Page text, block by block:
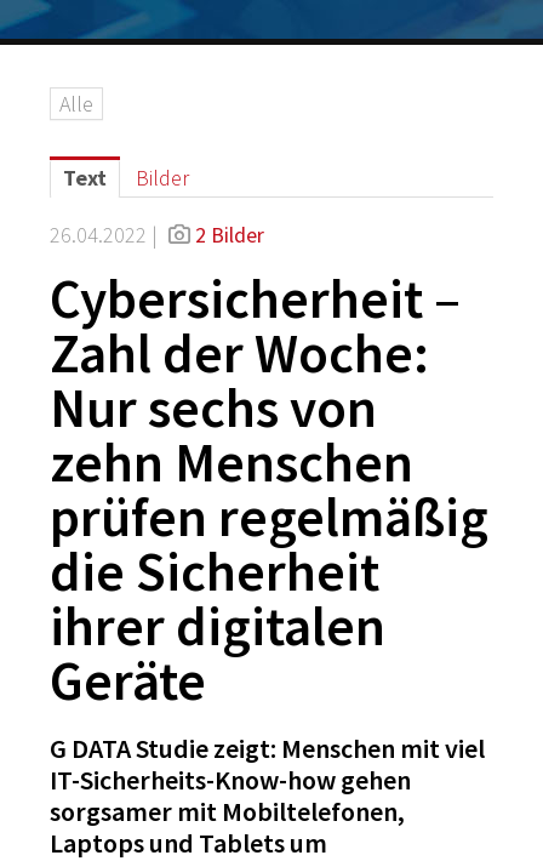
Logos
IT-Security
G DATA Campus
Kontakt
Alle
Text Bilder
26.04.2022 | 2 Bilder
Cybersicherheit –
Zahl der Woche:
Nur sechs von
zehn Menschen
prüfen regelmäßig
die Sicherheit
ihrer digitalen
Geräte
G DATA Studie zeigt: Menschen mit viel
IT-Sicherheits-Know-how gehen
sorgsamer mit Mobiltelefonen,
Laptops und Tablets um